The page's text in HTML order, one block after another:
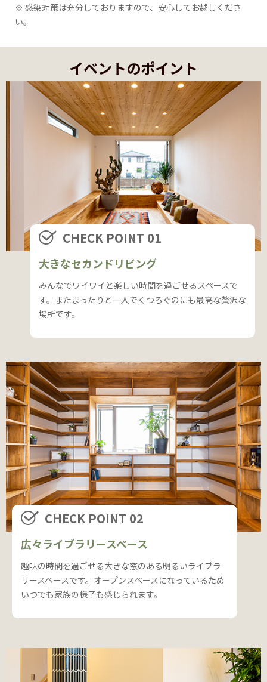
※ 感染対策は充分しておりますので、安心してお越しくださ
い。
イベントのポイント
CHECK POINT 01
大きなセカンドリビング
みんなでワイワイと楽しい時間を過ごせるスペースで
す。 またまったりと一人でくつろぐのにも最高な贅沢な
場所です。
CHECK POINT 02
広々ライブラリースペース
趣味の時間を過ごせる大きな窓のある明るいライブラ
リースペースです。 オープンスペースになっているため
いつでも家族の様子も感じられます。